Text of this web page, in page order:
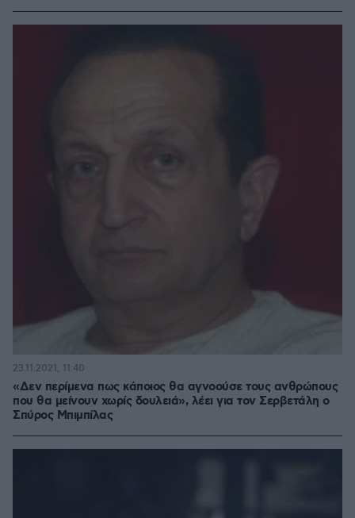
«Δεν περίμενα πως κάποιος θα αγνοούσε τους ανθρώπους
που θα μείνουν χωρίς δουλειά», λέει για τον Σερβετάλη ο
Σπύρος Μπιμπίλας
23.11.2021, 11:40